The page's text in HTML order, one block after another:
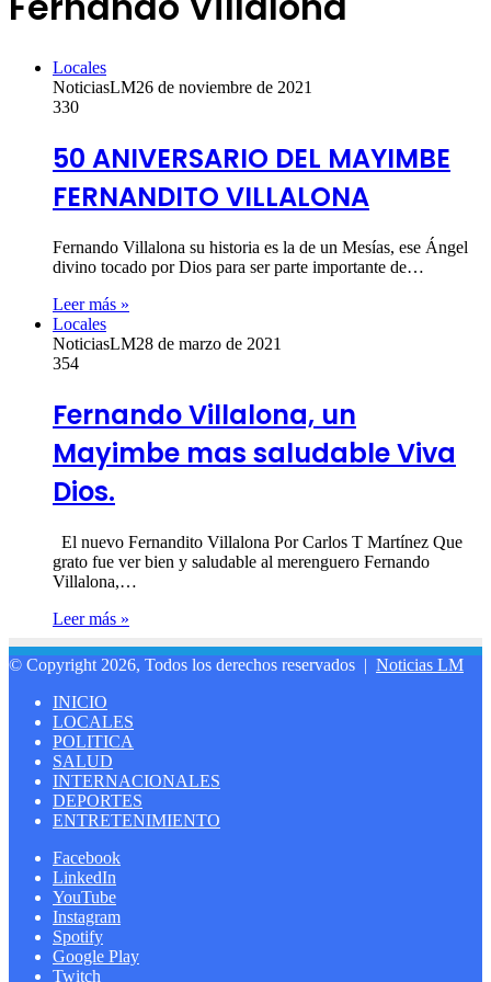
Locales
NoticiasLM26 de noviembre de 2021
330
50 ANIVERSARIO DEL MAYIMBE
FERNANDITO VILLALONA
Fernando Villalona su historia es la de un Mesías, ese Ángel
divino tocado por Dios para ser parte importante de…
Leer más »
Locales
NoticiasLM28 de marzo de 2021
354
Fernando Villalona, un
Mayimbe mas saludable Viva
Dios.
El nuevo Fernandito Villalona Por Carlos T Martínez Que
grato fue ver bien y saludable al merenguero Fernando
Villalona,…
Leer más »
© Copyright 2026, Todos los derechos reservados | Noticias LM
INICIO
LOCALES
POLITICA
SALUD
INTERNACIONALES
DEPORTES
ENTRETENIMIENTO
Facebook
LinkedIn
YouTube
Instagram
Spotify
Google Play
Twitch